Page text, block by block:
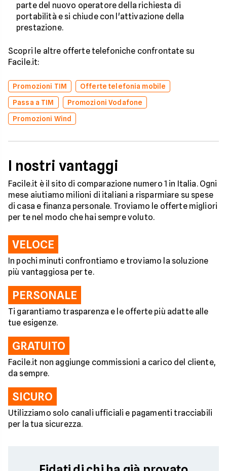
parte del nuovo operatore della richiesta di
portabilità e si chiude con l'attivazione della
prestazione.
Scopri le altre offerte telefoniche confrontate su
Facile.it:
Promozioni TIM
Offerte telefonia mobile
Passa a TIM
Promozioni Vodafone
Promozioni Wind
I nostri vantaggi
Facile.it è il sito di comparazione numero 1 in Italia. Ogni
mese aiutiamo milioni di italiani a risparmiare su spese
di casa e finanza personale. Troviamo le offerte migliori
per te nel modo che hai sempre voluto.
VELOCE
In pochi minuti confrontiamo e troviamo la soluzione
più vantaggiosa per te.
PERSONALE
Ti garantiamo trasparenza e le offerte più adatte alle
tue esigenze.
GRATUITO
Facile.it non aggiunge commissioni a carico del cliente,
da sempre.
SICURO
Utilizziamo solo canali ufficiali e pagamenti tracciabili
per la tua sicurezza.